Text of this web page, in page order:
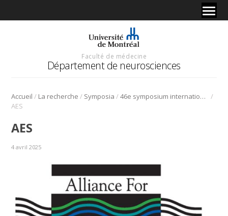
Faculté de médecine
Département de neurosciences
Accueil / La recherche / Symposia / 46e symposium international en neurosciences de l’Université de Montréal
/
AES
AES
4 avril 2025